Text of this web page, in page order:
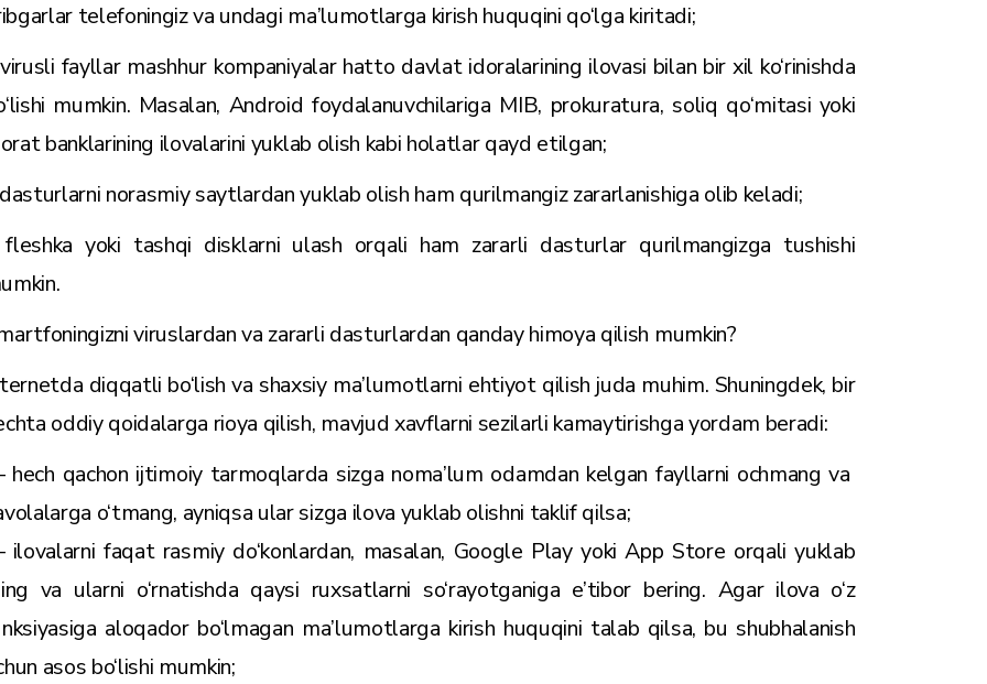
telefoningiz va undagi ma’lumotlarga kirish huquqini qo‘lga kiritadi;
fayllar mashhur kompaniyalar hatto davlat idoralarining ilovasi bilan bir xil ko‘rinishda
mumkin. Masalan, Android foydalanuvchilariga MIB, prokuratura, soliq qo‘mitasi yoki
banklarining ilovalarini yuklab olish kabi holatlar qayd etilgan;
norasmiy saytlardan yuklab olish ham qurilmangiz zararlanishiga olib keladi;
yoki tashqi disklarni ulash orqali ham zararli dasturlar qurilmangizga tushishi
viruslardan va zararli dasturlardan qanday himoya qilish mumkin?
diqqatli bo‘lish va shaxsiy ma’lumotlarni ehtiyot qilish juda muhim. Shuningdek, bir
oddiy qoidalarga rioya qilish, mavjud xavflarni sezilarli kamaytirishga yordam beradi:
qachon ijtimoiy tarmoqlarda sizga noma’lum odamdan kelgan fayllarni ochmang va
o‘tmang, ayniqsa ular sizga ilova yuklab olishni taklif qilsa;
faqat rasmiy do‘konlardan, masalan, Google Play yoki App Store orqali yuklab
va ularni o‘rnatishda qaysi ruxsatlarni so‘rayotganiga e’tibor bering. Agar ilova o‘z
aloqador bo‘lmagan ma’lumotlarga kirish huquqini talab qilsa, bu shubhalanish
asos bo‘lishi mumkin;